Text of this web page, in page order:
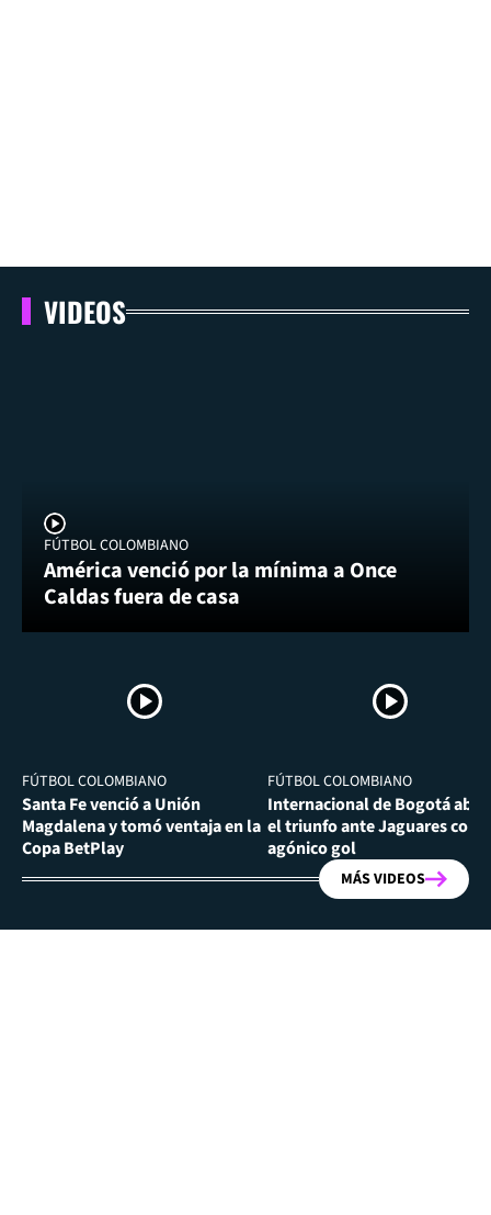
VIDEOS
FÚTBOL COLOMBIANO
América venció por la mínima a Once
Caldas fuera de casa
FÚTBOL COLOMBIANO
Santa Fe venció a Unión
Magdalena y tomó ventaja en la
Copa BetPlay
FÚTBOL COLOMBIANO
Internacional de Bogotá
el triunfo ante Jaguares con
agónico gol
MÁS VIDEOS